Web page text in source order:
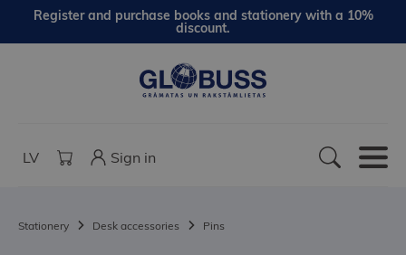
Register and purchase books and stationery with a 10%
discount.
LV Sign in
Stationery Desk accessories Pins